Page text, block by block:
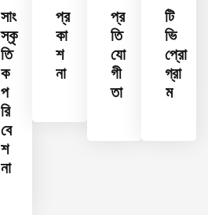
সাং
স্কৃ
তি
ক
প
রি
বে
শ
না
প্র
কা
শ
না
প্র
তি
যো
গী
তা
টি
ভি
প্রো
গ্রা
ম